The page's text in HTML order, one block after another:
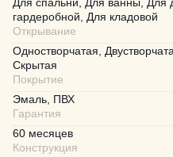
Для спальни, Для ванны, Для
гардеробной, Для кладовой
Открывание
Одностворчатая,
Скрытая
Покрытие
Эмаль, ПВХ
Гарантия
60 месяцев
Конструкция